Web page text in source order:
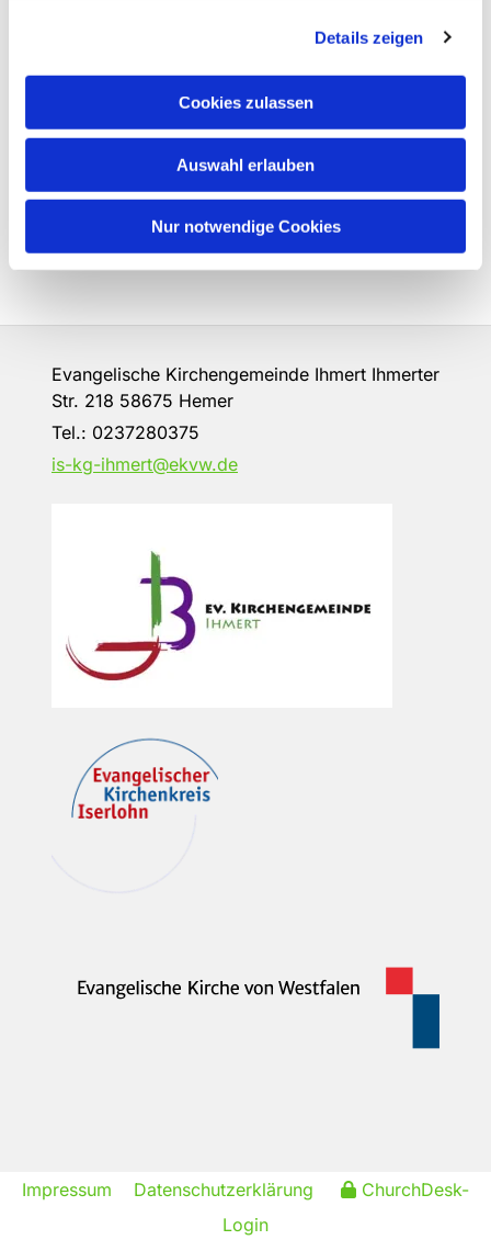
Details zeigen
Cookies zulassen
Auswahl erlauben
Nur notwendige Cookies
Evangelische Kirchengemeinde Ihmert Ihmerter
Str. 218 58675 Hemer
Tel.: 0237280375
is-kg-ihmert@ekvw.de
Impressum Datenschutzerklärung
ChurchDesk-
Login